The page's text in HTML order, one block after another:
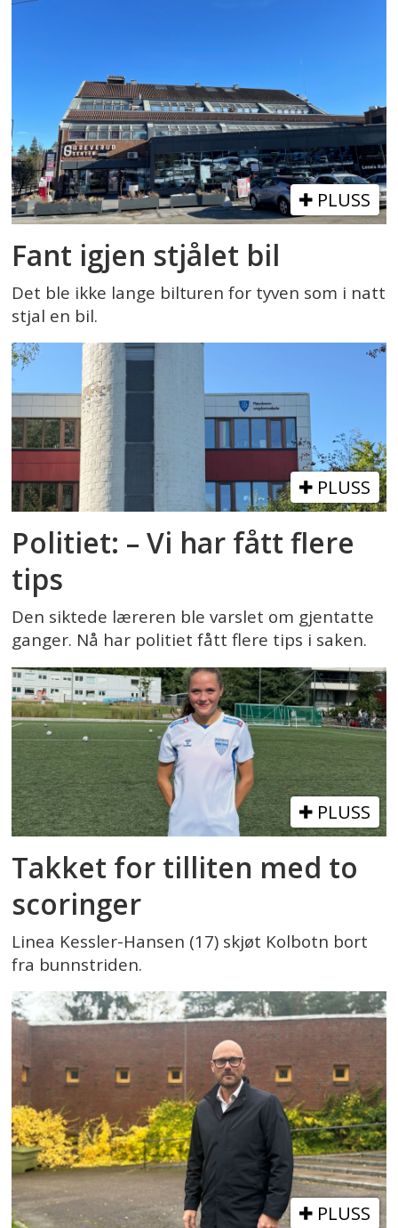
PLUSS
Fant igjen stjålet bil
Det ble ikke lange bilturen for tyven som i natt
stjal en bil.
PLUSS
Politiet: – Vi har fått flere
tips
Den siktede læreren ble varslet om gjentatte
ganger. Nå har politiet fått flere tips i saken.
PLUSS
Takket for tilliten med to
scoringer
Linea Kessler-Hansen (17) skjøt Kolbotn bort
fra bunnstriden.
PLUSS